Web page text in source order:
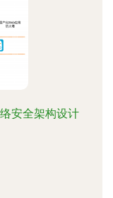
安全架构设计